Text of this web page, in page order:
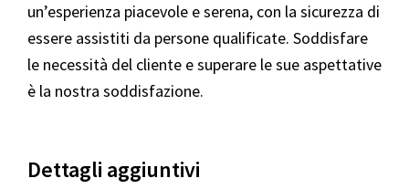
un’esperienza piacevole e serena, con la sicurezza di
essere assistiti da persone qualificate. Soddisfare
le necessità del cliente e superare le sue aspettative
è la nostra soddisfazione.
Dettagli aggiuntivi